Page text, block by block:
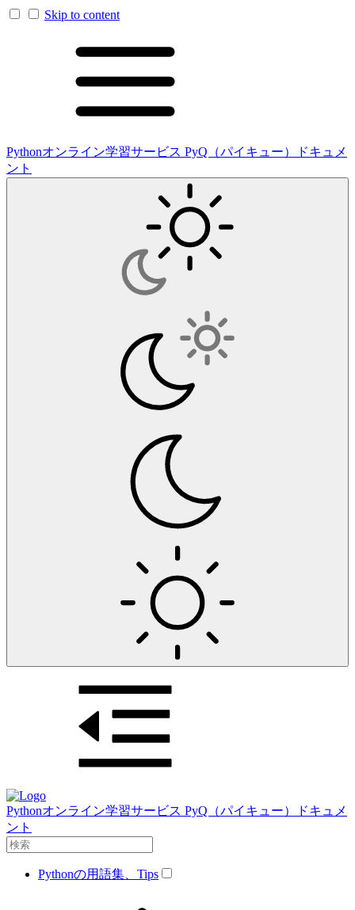
Skip to content
Pythonオンライン学習サービス PyQ（パイキュー）ドキュメ
ント
Pythonオンライン学習サービス PyQ（パイキュー）ドキュメ
ント
Pythonの用語集、Tips